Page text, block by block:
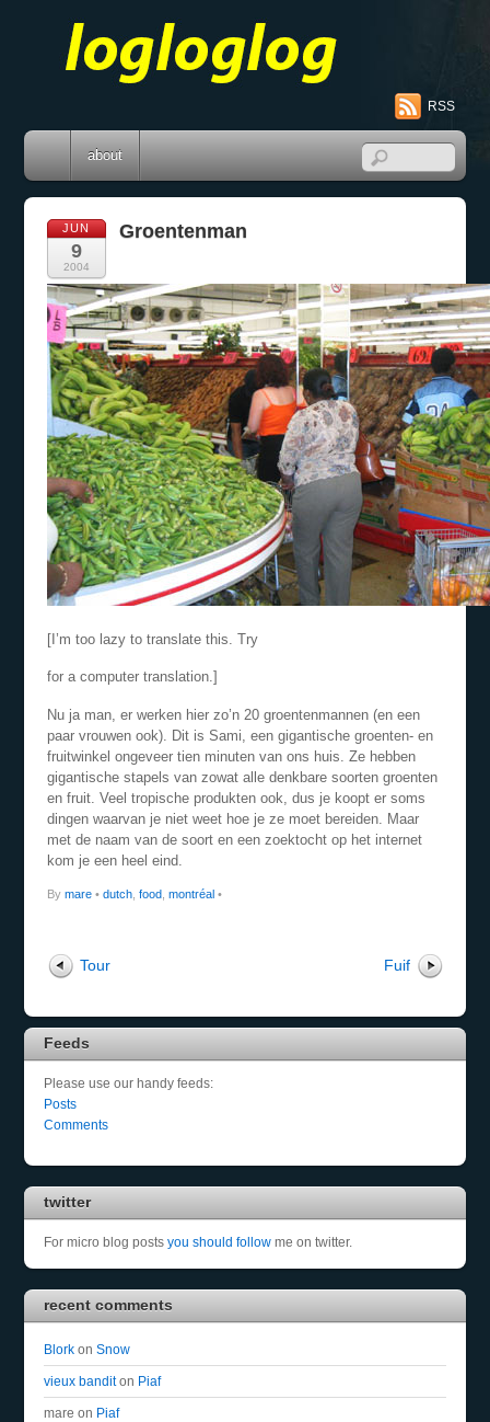
RSS
about
JUN
9
2004
Groentenman
[I’m too lazy to translate this. Try
for a computer translation.]
Nu ja man, er werken hier zo’n 20 groentenmannen (en een
paar vrouwen ook). Dit is Sami, een gigantische groenten- en
fruitwinkel ongeveer tien minuten van ons huis. Ze hebben
gigantische stapels van zowat alle denkbare soorten groenten
en fruit. Veel tropische produkten ook, dus je koopt er soms
dingen waarvan je niet weet hoe je ze moet bereiden. Maar
met de naam van de soort en een zoektocht op het internet
kom je een heel eind.
By mare• dutch, food montréal •
Tour Fuif
Feeds
Please use our handy feeds:
Posts
Comments
twitter
For micro blog postsyou should follow me on twitter.
recent comments
Blork onSnow
vieux banditon Piaf
mare on Piaf